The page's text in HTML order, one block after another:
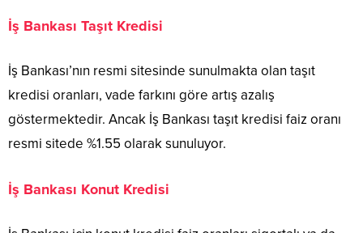
İş Bankası Taşıt Kredisi
İş Bankası’nın resmi sitesinde sunulmakta olan taşıt
kredisi oranları, vade farkını göre artış azalış
göstermektedir. Ancak İş Bankası taşıt kredisi faiz oranı
resmi sitede %1.55 olarak sunuluyor.
İş Bankası Konut Kredisi